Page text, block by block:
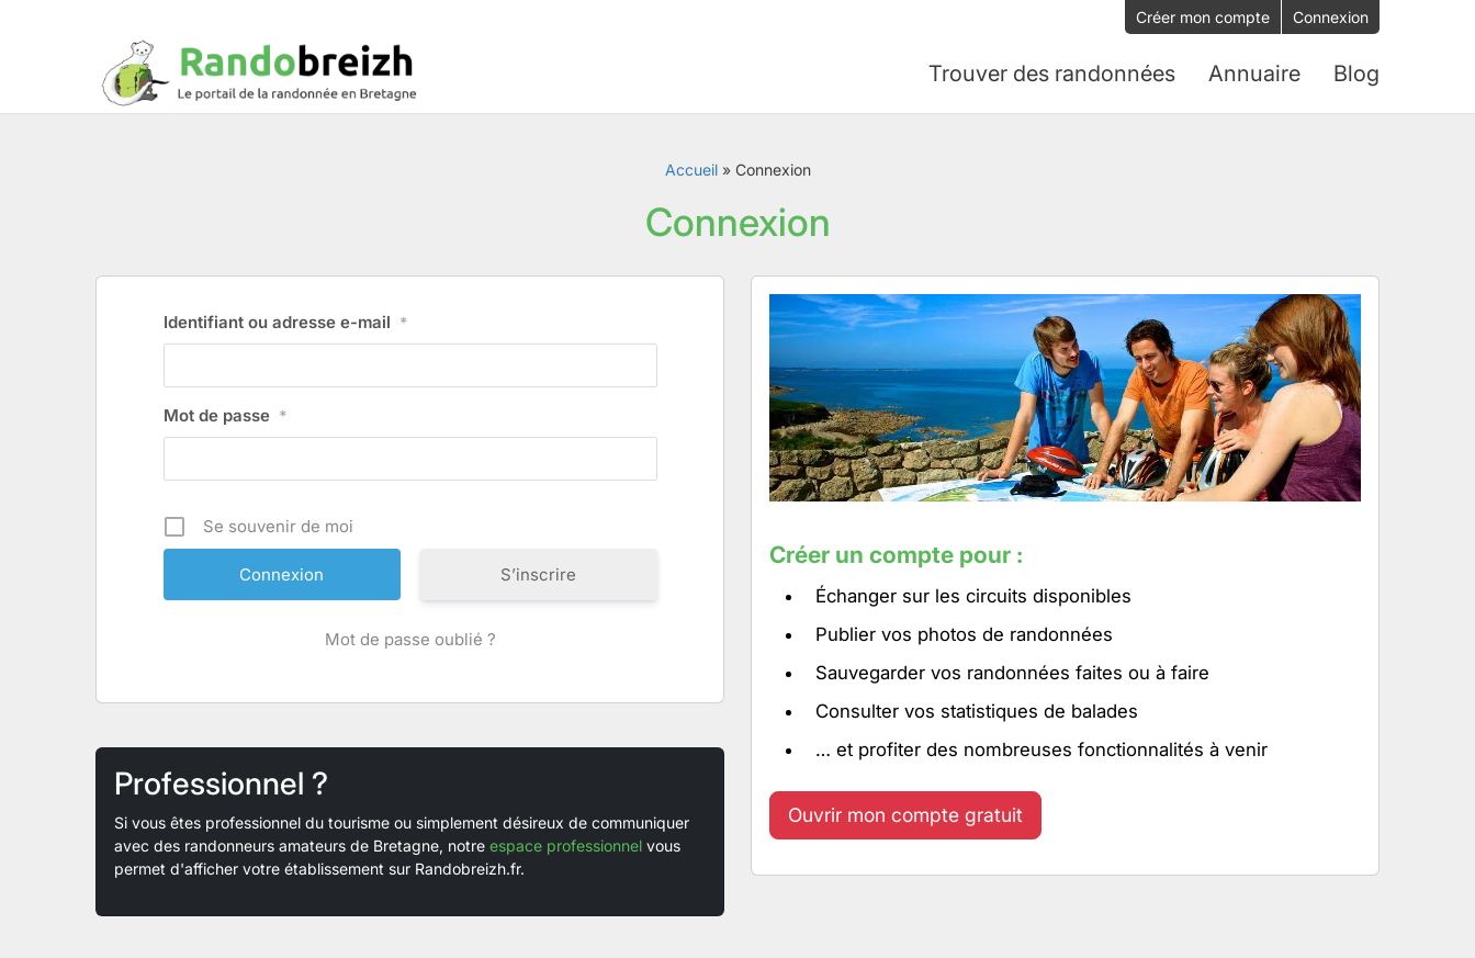
Créer mon compte Connexion
Trouver des randonnées Annuaire Blog
Accueil» Connexion
Connexion
Identifiant ou adresse e-mail *
Mot de passe *
Se souvenir de moi
S’inscrire
Mot de passe oublié ?
Professionnel ?
Si vous êtes professionnel du tourisme ou simplement désireux de communiquer
avec des randonneurs amateurs de Bretagne, notre espace professionnel vous
permet d'afficher votre établissement sur Randobreizh.fr.
Créer un compte pour :
Échanger sur les circuits disponibles
Publier vos photos de randonnées
Sauvegarder vos randonnées faites ou à faire
Consulter vos statistiques de balades
… et profiter des nombreuses fonctionnalités à venir
Ouvrir mon compte gratuit